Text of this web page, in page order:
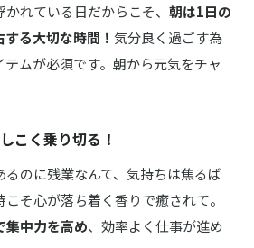
れている日だからこそ、 朝は1日の
る大切な時間！ 気分良く過ごす為
ムが必須です。朝から元気をチャ
こく乗り切る！
るのに残業なんて、気持ちは焦るば
そ心が落ち着く香りで癒されて。
集中力を高め、効率よく仕事が進め